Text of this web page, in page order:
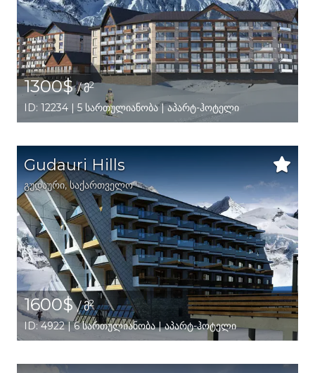
1300$/ მ2
ID: 12234 | 5 სართულიანობა | აპარტ-ჰოტელი
Gudauri Hills
გუდაური,საქართველო
1600$/ მ2
ID: 4922 | 6 სართულიანობა | აპარტ-ჰოტელი